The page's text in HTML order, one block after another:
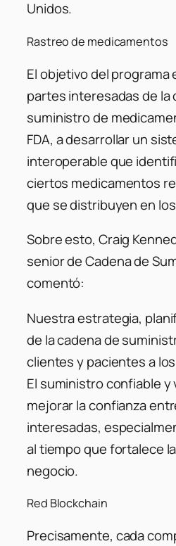
Unidos.
Rastreo de medicamentos
El objetivo del programa
partes interesadas de la
suministro de
FDA, a desarrollar un
interoperable que
ciertos medicamentos
que se distribuyen en
Sobre esto, Craig
senior de Cadena de
comentó:
Nuestra estrategia,
de la cadena de
clientes y pacientes a
El suministro confiable y
mejorar la confianza
interesadas,
al tiempo que fortalece
negocio.
Red Blockchain
Precisamente, cada